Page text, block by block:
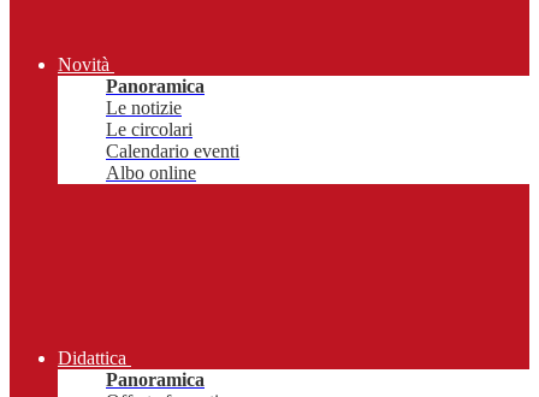
Novità
Panoramica
Le notizie
Le circolari
Calendario eventi
Albo online
Didattica
Panoramica